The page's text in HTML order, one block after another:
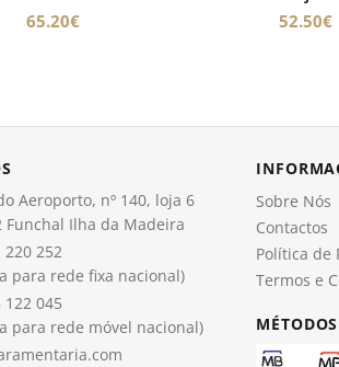
65.20€
52.50€
Aeroporto, nº 140, loja 6
Funchal Ilha da Madeira
220 252
para rede fixa nacional)
122 045
para rede móvel nacional)
Sobre Nós
Contactos
Política de
Termos e